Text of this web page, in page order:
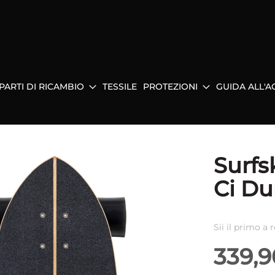
PARTI DI RICAMBIO TESSILE PROTEZIONI GUIDA
Ci
Sii il primo a